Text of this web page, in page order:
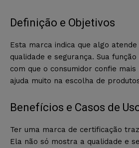
Definição e Objetivos
Esta marca indica que algo
qualidade e segurança. Sua
com que o consumidor confie
ajuda muito na escolha de
Benefícios e Casos de
Ter uma marca de certificação
Ela não só mostra a qualidade e